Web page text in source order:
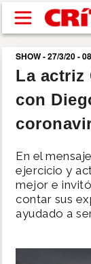
Pasar al
SUCESOS
POLÍTICA
SHOW
SHOW - 27/3/20 -
La actriz
con
En el
ejercicio y
mejor e
contar sus
ayudado a